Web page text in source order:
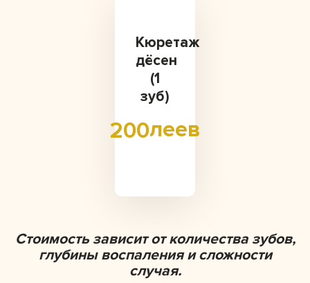
Кюретаж
дёсен
(1
зуб)
200леев
‍Стоимость зависит от количества зубов,
глубины воспаления и сложности
случая.